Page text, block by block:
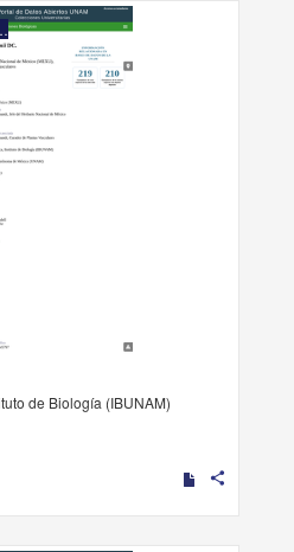
universitaria
de Biología (IBUNAM)
share